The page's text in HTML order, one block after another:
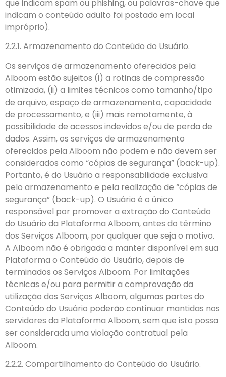
que indicam spam ou phishing, ou palavras-chave que
indicam o conteúdo adulto foi postado em local
impróprio).
2.2.1. Armazenamento do Conteúdo do Usuário.
Os serviços de armazenamento oferecidos pela
Alboom estão sujeitos (i) a rotinas de compressão
otimizada, (ii) a limites técnicos como tamanho/tipo
de arquivo, espaço de armazenamento, capacidade
de processamento, e (iii) mais remotamente, à
possibilidade de acessos indevidos e/ou de perda de
dados. Assim, os serviços de armazenamento
oferecidos pela Alboom não podem e não devem ser
considerados como “cópias de segurança” (back-up).
Portanto, é do Usuário a responsabilidade exclusiva
pelo armazenamento e pela realização de “cópias de
segurança” (back-up). O Usuário é o único
responsável por promover a extração do Conteúdo
do Usuário da Plataforma Alboom, antes do término
dos Serviços Alboom, por qualquer que seja o motivo.
A Alboom não é obrigada a manter disponível em sua
Plataforma o Conteúdo do Usuário, depois de
terminados os Serviços Alboom. Por limitações
técnicas e/ou para permitir a comprovação da
utilização dos Serviços Alboom, algumas partes do
Conteúdo do Usuário poderão continuar mantidas nos
servidores da Plataforma Alboom, sem que isto possa
ser considerada uma violação contratual pela
Alboom.
2.2.2. Compartilhamento do Conteúdo do Usuário.